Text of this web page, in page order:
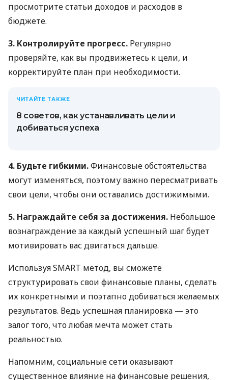
просмотрите статьи доходов и расходов в
бюджете.
3. Контролируйте прогресс. Регулярно
проверяйте, как вы продвижетесь к цели, и
корректируйте план при необходимости.
ЧИТАЙТЕ ТАКЖЕ
8 советов, как устанавливать цели и
добиваться успеха
4. Будьте гибкими.Финансовые обстоятельства
могут изменяться, поэтому важно пересматривать
свои цели, чтобы они оставались достижимыми.
5. Награждайте себя за достижения. Небольшое
вознаграждение за каждый успешный шаг будет
мотивировать вас двигаться дальше.
Используя SMART метод, вы сможете
структурировать свои финансовые планы, сделать
их конкретными и поэтапно добиваться желаемых
результатов. Ведь успешная планировка — это
залог того, что любая мечта может стать
реальностью.
Напомним, социальные сети оказывают
существенное влияние на финансовые решения,